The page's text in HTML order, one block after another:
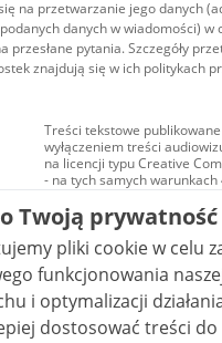
na przetwarzanie jego danych
danych w wiadomości) w
przesłane pytania. Szczegóły
znajdują się w ich politykach
Treści tekstowe
wyłączeniem treści
na licencji typu Creative
- na tych samych warunkach
Materiały audiowizualne, w
audio i wideo, są
Creative Commons: uznanie
niekomercyjne - bez utworów
NC-ND 4.0), o ile nie jest to
Twoją prywatność
pliki cookie w celu
funkcjonowania
i optymalizacji działania strony.
dostosować treści